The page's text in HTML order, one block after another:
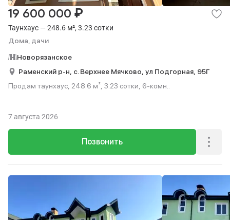
Таунхаус — 248.6 м², 3.23 сотки
Дома, дачи
19 600 000 ₽
Новорязанское
Раменский р-н, с. Верхнее Мячково, ул Подгорная, 95Г
Продам таунхаус, 248.6 м², 3.23 сотки, 6-комн..
Позвонить
7 августа 2026